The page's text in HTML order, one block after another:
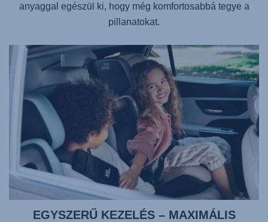
anyaggal egészül ki, hogy még komfortosabbá tegye a
pillanatokat.
EGYSZERŰ KEZELÉS – MAXIMÁLIS